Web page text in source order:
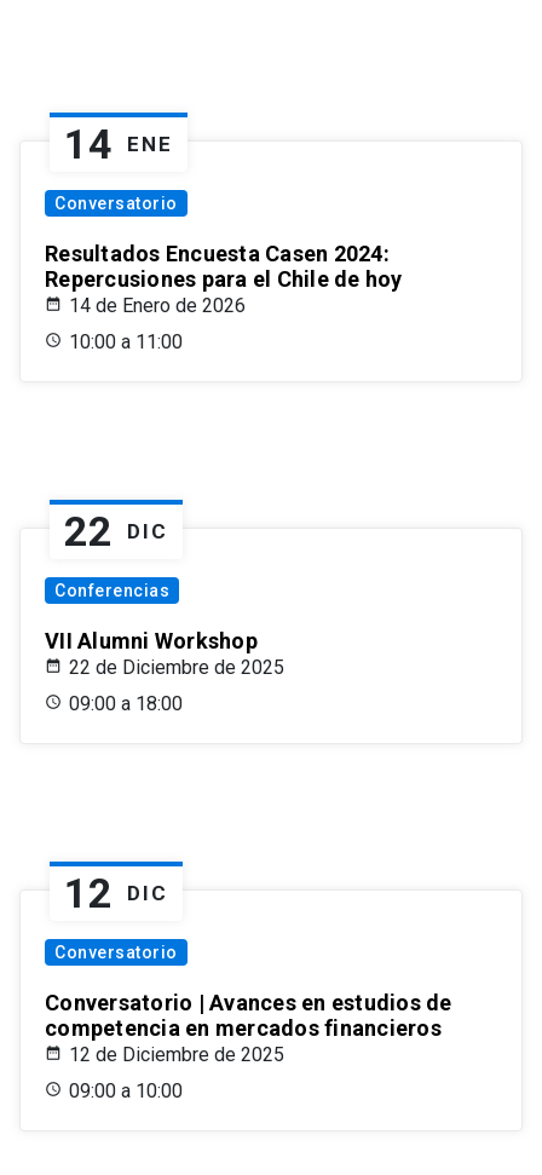
14 ENE
Conversatorio
Resultados Encuesta Casen 2024:
Repercusiones para el Chile de hoy
14 de Enero de 2026
10:00 a 11:00
22 DIC
Conferencias
VII Alumni Workshop
22 de Diciembre de 2025
09:00 a 18:00
12 DIC
Conversatorio
Conversatorio | Avances en estudios de
competencia en mercados financieros
12 de Diciembre de 2025
09:00 a 10:00